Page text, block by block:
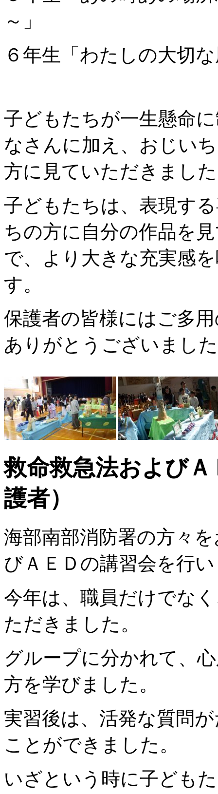
～」
６年生「わたしの大切
子どもたちが一生懸命
なさんに加え、おじい
方に見ていただきまし
子どもたちは、表現す
ちの方に自分の作品を
で、より大きな充実感
す。
保護者の皆様にはご多
ありがとうございまし
救命救急法および
護者）
海部南部消防署の方々
びＡＥＤの講習会を行
今年は、職員だけでな
ただきました。
グループに分かれて、
方を学びました。
実習後は、活発な質問
ことができました。
いざという時に子ども